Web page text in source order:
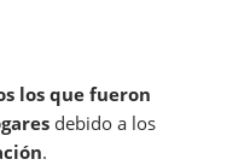
los que fueron
debido a los
.